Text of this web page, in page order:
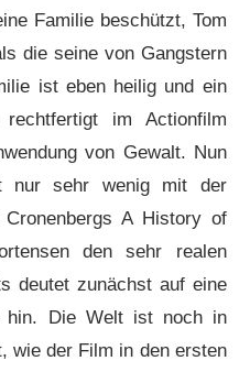
Familie beschützt, Tom
die seine von Gangstern
ist eben heilig und ein
im Actionfilm
von Gewalt. Nun
nur sehr wenig mit der
A History of
den sehr realen
deutet zunächst auf eine
hin. Die Welt ist noch in
wie der Film in den ersten